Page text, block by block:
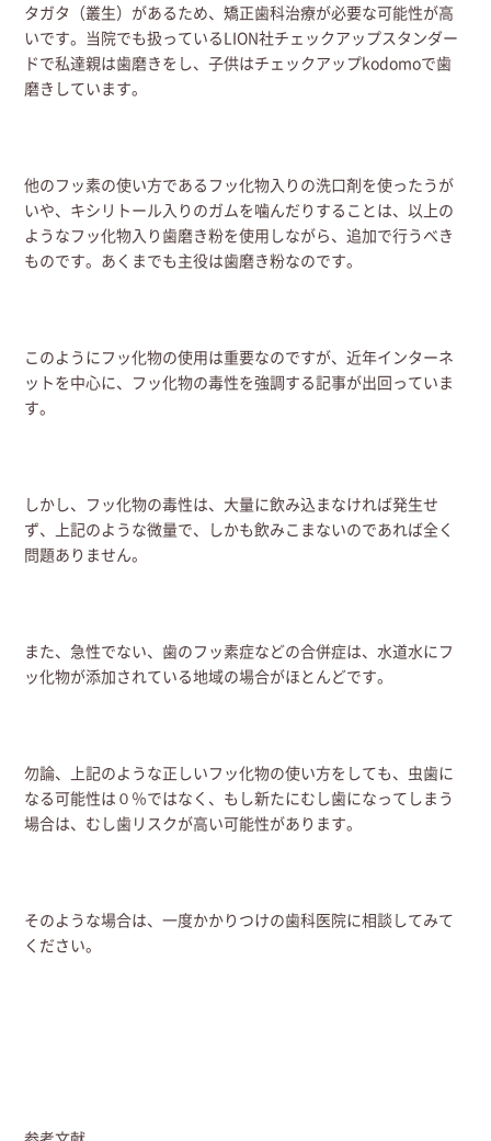
タガタ（叢生）があるため、矯正歯科治療が必要な可能性が高
いです。当院でも扱っているLION社チェックアップスタンダー
ドで私達親は歯磨きをし、子供はチェックアップkodomoで歯
磨きしています。
他のフッ素の使い方であるフッ化物入りの洗口剤を使ったうが
いや、キシリトール入りのガムを噛んだりすることは、以上の
ようなフッ化物入り歯磨き粉を使用しながら、追加で行うべき
ものです。あくまでも主役は歯磨き粉なのです。
このようにフッ化物の使用は重要なのですが、近年インターネ
ットを中心に、フッ化物の毒性を強調する記事が出回っていま
す。
しかし、フッ化物の毒性は、大量に飲み込まなければ発生せ
ず、上記のような微量で、しかも飲みこまないのであれば全く
問題ありません。
また、急性でない、歯のフッ素症などの合併症は、水道水にフ
ッ化物が添加されている地域の場合がほとんどです。
勿論、上記のような正しいフッ化物の使い方をしても、虫歯に
なる可能性は０％ではなく、もし新たにむし歯になってしまう
場合は、むし歯リスクが高い可能性があります。
そのような場合は、一度かかりつけの歯科医院に相談してみて
ください。